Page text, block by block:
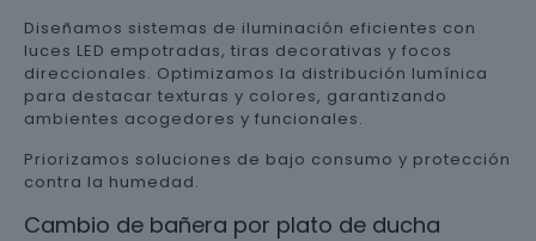
Diseñamos sistemas de iluminación eficientes con
luces LED empotradas, tiras decorativas y focos
direccionales. Optimizamos la distribución lumínica
para destacar texturas y colores, garantizando
ambientes acogedores y funcionales.
Priorizamos soluciones de bajo consumo y protección
contra la humedad.
Cambio de bañera por plato de ducha